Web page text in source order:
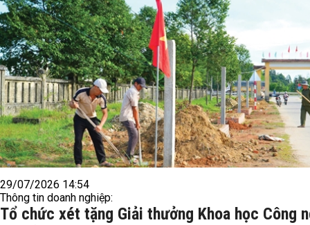
29/07/2026 14:54
Thông tin doanh nghiệp:
Tổ chức xét tặng Giải thưởng Khoa học Công